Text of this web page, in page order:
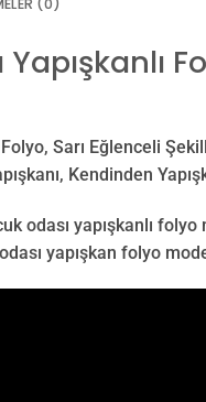
Yapışkanlı
Folyo, Sarı Eğlenceli
Kendinden
odası yapışkanlı
yapışkan folyo